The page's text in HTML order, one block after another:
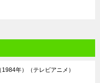
1984年）（テレビアニメ）